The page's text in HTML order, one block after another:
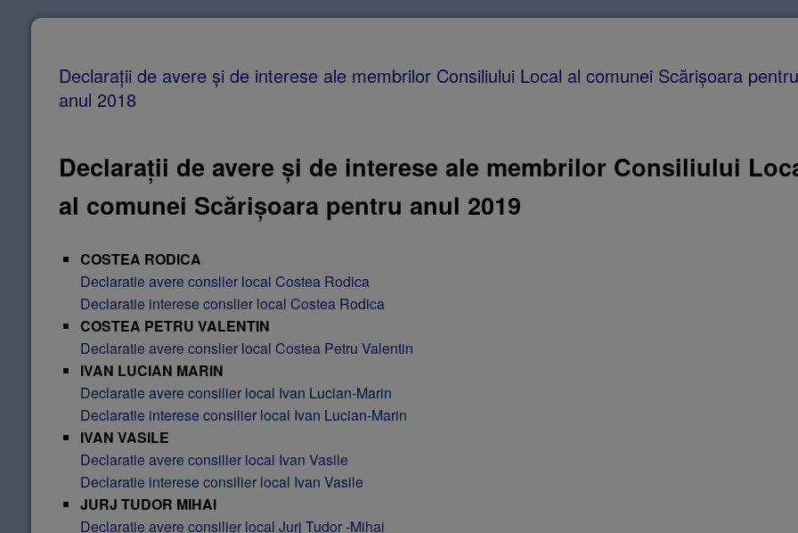
Declarații de avere și de interese ale membrilor Consiliului Local al comunei Scărișoara pentru
anul 2018
Declarații de avere și de interese ale membrilor Consiliului
al comunei Scărișoara pentru anul 2019
COSTEA RODICA
Declaratie avere conslier local Costea Rodica
Declaratie interese conslier local Costea Rodica
COSTEA PETRU VALENTIN
Declaratie avere conslier local Costea Petru Valentin
IVAN LUCIAN MARIN
Declaratie avere consilier local Ivan Lucian-Marin
Declaratie interese consilier local Ivan Lucian-Marin
IVAN VASILE
Declaratie avere consilier local Ivan Vasile
Declaratie interese consilier local Ivan Vasile
JURJ TUDOR MIHAI
Declaratie avere consilier local Jurj Tudor -Mihai